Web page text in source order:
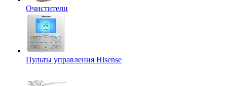
Очистители
Пульты управления Hisense